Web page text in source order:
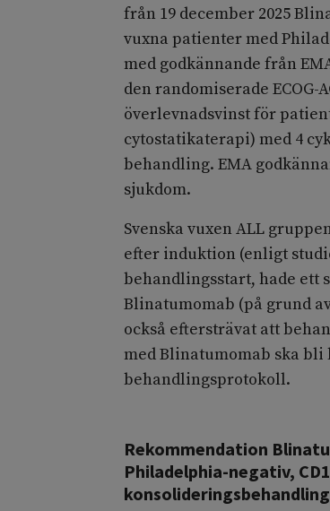
från 19 december 2025
vuxna patienter med
med godkännande från
den randomiserade ECOG-
överlevnadsvinst för
cytostatikaterapi) med 4
behandling. EMA
sjukdom.
Svenska vuxen ALL
efter induktion (enligt
behandlingsstart, hade
Blinatumomab (på grund
också eftersträvat att
med Blinatumomab ska
behandlingsprotokoll.
Rekommendation
Philadelphia-negativ,
konsolideringsbehandling